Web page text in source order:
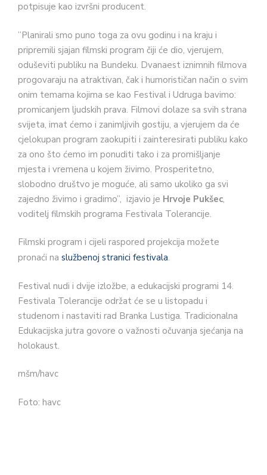
potpisuje kao izvršni producent.
”Planirali smo puno toga za ovu godinu i na kraju i
pripremili sjajan filmski program čiji će dio, vjerujem,
oduševiti publiku na Bundeku. Dvanaest iznimnih filmova
progovaraju na atraktivan, čak i humorističan način o svim
onim temama kojima se kao Festival i Udruga bavimo:
promicanjem ljudskih prava. Filmovi dolaze sa svih strana
svijeta, imat ćemo i zanimljivih gostiju, a vjerujem da će
cjelokupan program zaokupiti i zainteresirati publiku kako
za ono što ćemo im ponuditi tako i za promišljanje
mjesta i vremena u kojem živimo. Prosperitetno,
slobodno društvo je moguće, ali samo ukoliko ga svi
zajedno živimo i gradimo”, izjavio je Hrvoje Pukšec,
voditelj filmskih programa Festivala Tolerancije.
Filmski program i cijeli raspored projekcija možete
pronaći na službenoj stranici festivala.
Festival nudi i dvije izložbe, a edukacijski programi 14.
Festivala Tolerancije održat će se u listopadu i
studenom i nastaviti rad Branka Lustiga. Tradicionalna
Edukacijska jutra govore o važnosti očuvanja sjećanja na
holokaust.
mšm/havc
Foto: havc